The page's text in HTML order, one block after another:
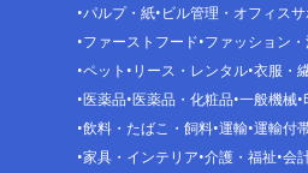
パルプ・紙 ビル管理・オフィスサ
ファーストフード ファッション
ペット リース・レンタル 衣服・
医薬品 医薬品・化粧品 一般機械
飲料・たばこ・飼料 運輸 運輸付
家具・インテリア 介護・福祉 会